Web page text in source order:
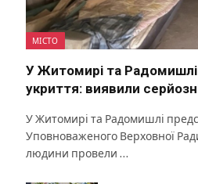
МІСТО
У Житомирі та Радомишлі
укриття: виявили
У Житомирі та Радомишлі
Уповноваженого Верховної
людини провели …